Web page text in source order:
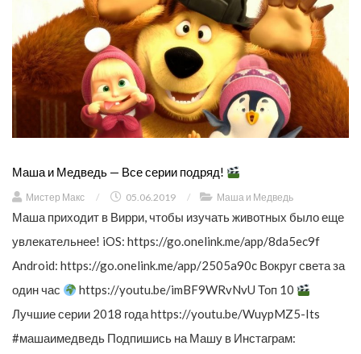
Маша и Медведь — Все серии подряд!
Мистер Макс / 05.06.2019 / Маша и Медведь
Маша приходит в Вирри, чтобы изучать животных было еще
увлекательнее! iOS: https://go.onelink.me/app/8da5ec9f
Android: https://go.onelink.me/app/2505a90c Вокруг света за
один час
https://youtu.be/imBF9WRvNvU Топ 10
Лучшие серии 2018 года https://youtu.be/WuypMZ5-Its
#машаимедведь Подпишись на Машу в Инстаграм: